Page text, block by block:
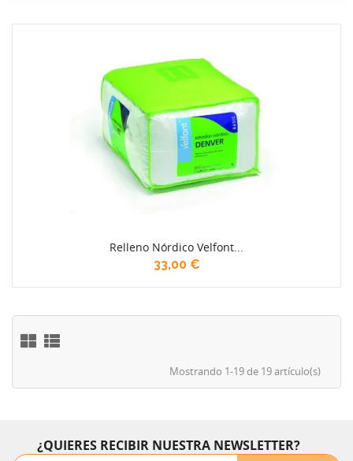
Relleno Nórdico Velfont...
33,00 €
Mostrando 1-19 de 19 artículo(s)
¿QUIERES RECIBIR NUESTRA NEWSLETTER?